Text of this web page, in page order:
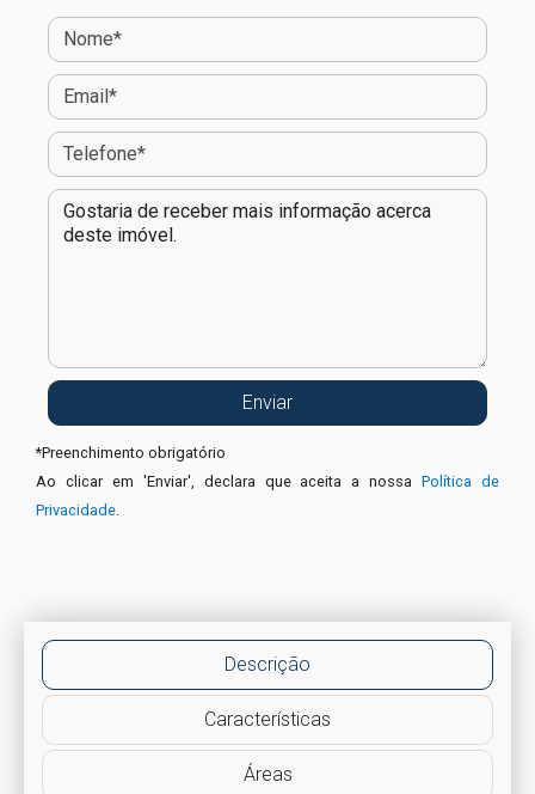
*Preenchimento obrigatório
Ao clicar em 'Enviar', declara que aceita a nossaPolítica de
Privacidade
Descrição
Características
Áreas